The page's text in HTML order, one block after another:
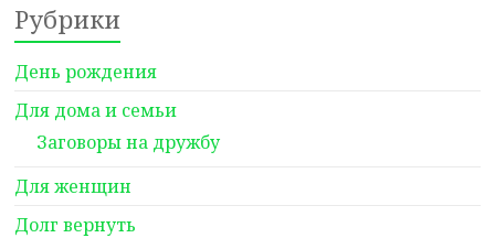
Рубрики
День рождения
Для дома и семьи
Заговоры на дружбу
Для женщин
Долг вернуть